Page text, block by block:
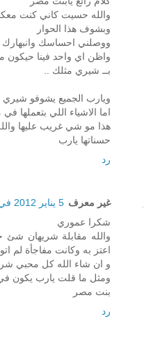
والله حسيت كاني كنت
وبشوف هذا الحوار
ووصلني احساسك وانبهارك
واظن اي واحد فينا حيكون
بــ شيري مثلك ..
ويارب الجميع يشوفو شيري
اما الاشياء اللي بتعملها في
هذا مو شي غريب عليها
حسناتها يارب
رد
غير معرف 5 يناير 2012 في 11:53 م
شكرا عموري
والله مقابلة شريهان
اعتز به وكانت مفاجأة لم
و ان شاء الله كل محبي
ومثل ما قلت يارب يكون
بنت مصر
رد